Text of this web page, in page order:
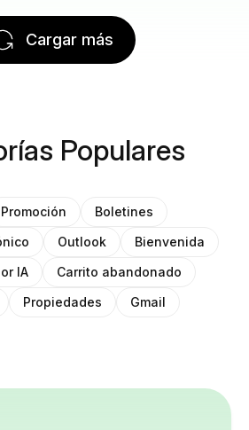
Cargar más
Populares
Promoción
Boletines
Outlook
Bienvenida
IA
Carrito abandonado
Propiedades Gmail